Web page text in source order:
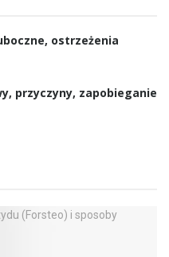
ostrzeżenia
przyczyny, zapobieganie